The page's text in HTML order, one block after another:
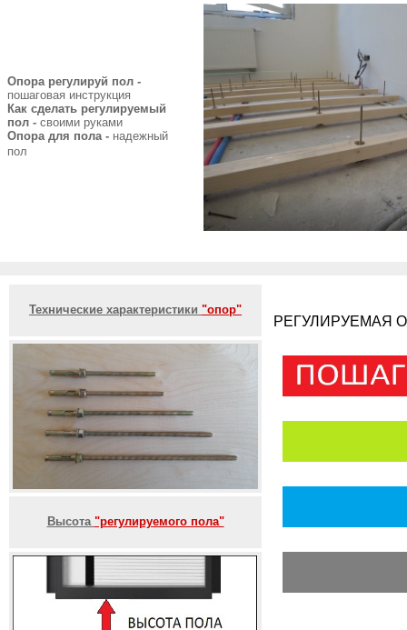
Опора регулируй пол -
пошаговая инструкция
Как сделать регулируемый
пол - своими руками
Опора для пола - надежный
пол
Технические характеристики "опор"
Высота "регулируемого пола"
РЕГУЛИРУЕМАЯ